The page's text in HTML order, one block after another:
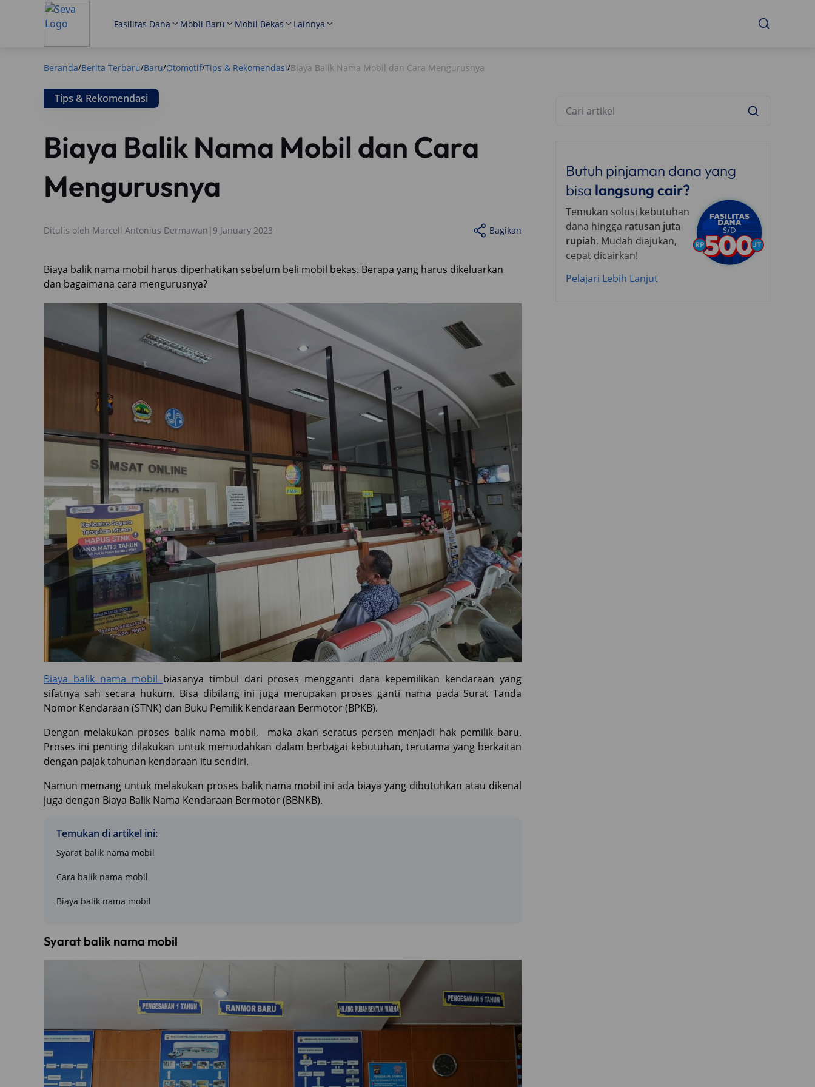
Fasilitas Dana Mobil Baru Mobil Bekas Lainnya
Beranda/Berita Terbaru/Baru/Otomotif/Tips & Rekomendasi/Biaya Balik Nama Mobil dan Cara Mengurusnya
Tips & Rekomendasi
Biaya Balik Nama Mobil dan Cara
Mengurusnya
Ditulis oleh Marcell Antonius Dermawan | 9 January 2023 Bagikan
Biaya balik nama mobil harus diperhatikan sebelum beli mobil bekas. Berapa yang harus dikeluarkan
dan bagaimana cara mengurusnya?
Biaya balik nama mobil biasanya timbul dari proses mengganti data kepemilikan kendaraan yang
sifatnya sah secara hukum. Bisa dibilang ini juga merupakan proses ganti nama pada Surat Tanda
Nomor Kendaraan (STNK) dan Buku Pemilik Kendaraan Bermotor (BPKB).
Dengan melakukan proses balik nama mobil, maka akan seratus persen menjadi hak pemilik baru.
Proses ini penting dilakukan untuk memudahkan dalam berbagai kebutuhan, terutama yang berkaitan
dengan pajak tahunan kendaraan itu sendiri.
Namun memang untuk melakukan proses balik nama mobil ini ada biaya yang dibutuhkan atau dikenal
juga dengan Biaya Balik Nama Kendaraan Bermotor (BBNKB).
Temukan di artikel ini:
Syarat balik nama mobil
Cara balik nama mobil
Biaya balik nama mobil
Syarat balik nama mobil
Butuh pinjaman dana yang
bisa langsung cair?
Temukan solusi kebutuhan
dana hingga ratusan juta
rupiah. Mudah diajukan,
cepat dicairkan!
Pelajari Lebih Lanjut